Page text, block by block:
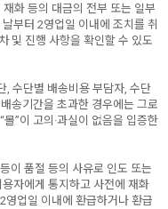
화 등의 대금의 전부 또는 일부
부터 2영업일 이내에 조치를 취
및 진행 사항을 확인할 수 있도
, 수단별 배송비용 부담자, 수단
송기간을 초과한 경우에는 그로
”이 고의·과실이 없음을 입증한
이 품절 등의 사유로 인도 또는
자에게 통지하고 사전에 재화
영업일 이내에 환급하거나 환급